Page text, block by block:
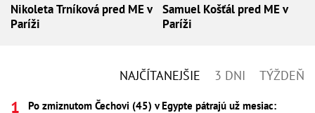
Nikoleta Trníková pred ME v
Paríži
Samuel Košťál pred ME v
Paríži
NAJČÍTANEJŠIE 3 DNI TÝŽDEŇ
Po zmiznutom Čechovi (45) v Egypte pátrajú už mesiac: